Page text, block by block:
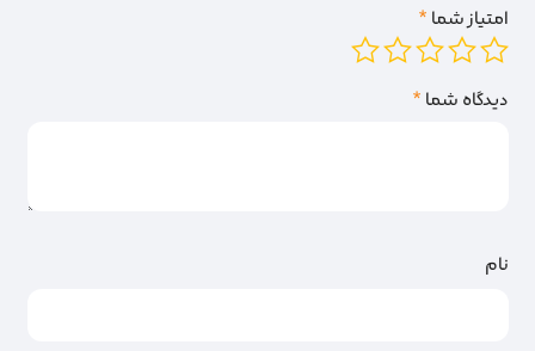
امتیاز شما*
دیدگاه شما*
نام